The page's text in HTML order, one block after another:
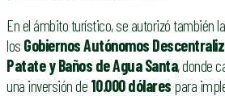
En el ámbito turístico, se autorizó también
los Gobiernos Autónomos
Patate y Baños de Agua Santa, donde
una inversión de 10.000 dólares para